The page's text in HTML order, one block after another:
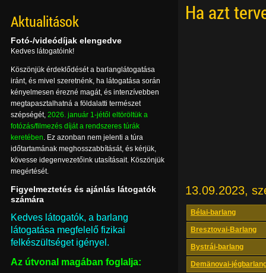
Ha azt
13.09.2023,
Bélai-barlang
Bresztovai-Barlang
Bystrái-barlang
Demänovai-
Aktualitások
Fotó-/videódíjak elengedve
Kedves látogatóink!
Köszönjük érdeklődését a barlanglátogatása
iránt, és mivel szeretnénk, ha látogatása során
kényelmesen érezné magát, és intenzívebben
megtapasztalhatná a földalatti természet
szépségét, 2026. január 1-jétől eltöröltük a
fotózás/filmezés díját a rendszeres túrák
keretében. Ez azonban nem jelenti a túra
időtartamának meghosszabbítását, és kérjük,
kövesse idegenvezetőink utasításait. Köszönjük
megértését.
Figyelmeztetés és ajánlás látogatók
számára
Kedves látogatók, a barlang
látogatása megfelelő fizikai
felkészültséget igényel.
Az útvonal magában foglalja: